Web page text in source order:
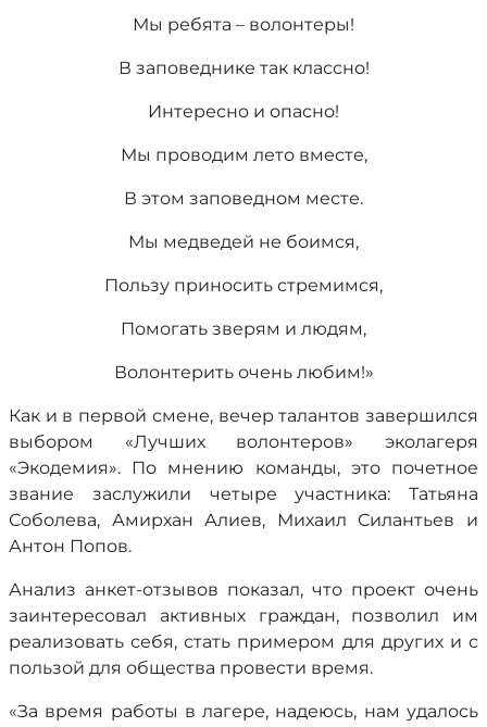
Мы ребята – волонтеры!
В заповеднике так классно!
Интересно и опасно!
Мы проводим лето вместе,
В этом заповедном месте.
Мы медведей не боимся,
Пользу приносить стремимся,
Помогать зверям и людям,
Волонтерить очень любим!»
Как и в первой смене, вечер талантов завершился
выбором «Лучших волонтеров» эколагеря
«Экодемия». По мнению команды, это почетное
звание заслужили четыре участника: Татьяна
Соболева, Амирхан Алиев, Михаил Силантьев и
Антон Попов.
Анализ анкет-отзывов показал, что проект очень
заинтересовал активных граждан, позволил им
реализовать себя, стать примером для других и с
пользой для общества провести время.
«За время работы в лагере, надеюсь, нам удалось